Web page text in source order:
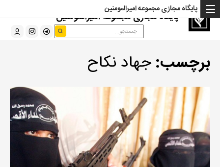
پایگاه مجازی مجموعه امیرالمومنین
پایگاه مجازی مجموعه امیرالمومنین
برچسب:جهاد نکاح